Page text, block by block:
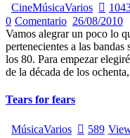
CineMúsicaVarios
0 Comentario 26/08/2010
Vamos alegrar un poco lo
pertenecientes a las bandas
los 80. Para empezar
de la década de los
Tears for fears
MúsicaVarios 589